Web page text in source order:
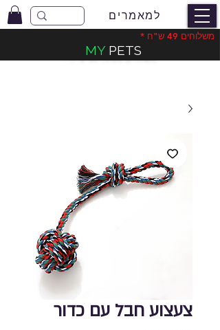
למאמרים
משלוחים בעלות 49 ש"ח
משלוחים 49 ש"ח *
MY PETS
צעצוע חבל עם כדור